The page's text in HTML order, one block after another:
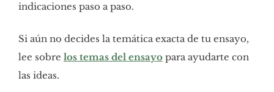
indicaciones paso a paso.
Si aún no decides la temática exacta de tu ensayo,
lee sobre los temas del ensayo para ayudarte con
las ideas.